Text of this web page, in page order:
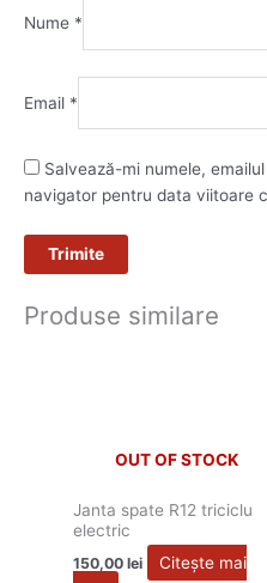
Nume *
Email *
Salvează-mi numele,
navigator pentru data viitoare
Produse similare
OUT OF STOCK
Janta spate R12 triciclu
electric
150,00lei
Citește mai